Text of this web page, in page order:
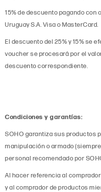
15% de descuento pagando
Uruguay S.A. Visa o MasterCard.
El descuento del 25% y 15% se
voucher se procesará por el
descuento correspondiente.
Condiciones y garantías:
SOHO garantiza sus productos
manipulación o armado
personal recomendado por
Al hacer referencia al
y al comprador de productos